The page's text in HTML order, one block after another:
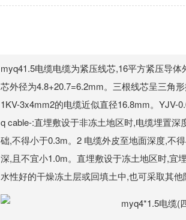
myq41.5电缆电缆为紧压线芯,16平方紧压导
芯外径为4.8+20.7=6.2mm。三根线芯呈三角
1KV-3x4mm2的电缆近似直径16.8mm。YJV-
q cable-:直埋敷设于非冻土地区时,电缆埋置
础,不得小于0.3m。2 电缆外皮至地面深度,不
深,且不宜小1.0m。直埋敷设于冻土地区时,宜
水性好的干燥冻土层或回填土中,也可采取其他